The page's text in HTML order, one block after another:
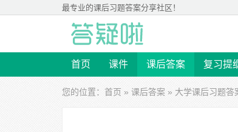
最专业的课后习题答案分享社区！
首页 课件 课后答案 复习提
您的位置： 首页 » 课后答案 » 大学课后习题答